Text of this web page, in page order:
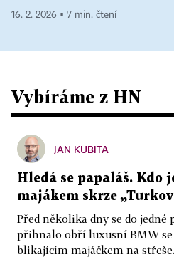
16. 2. 2026 ▪ 7 min. čtení
Vybíráme z HN
JAN KUBITA
Hledá se papaláš. Kdo
majákem skrze
Před několika dny se do
přihnalo obří luxusní BMW
blikajícím majáčkem na